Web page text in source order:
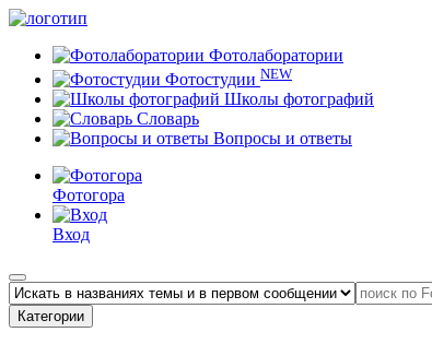
Фотолаборатории
Фотостудии NEW
Школы фотографий
Словарь
Вопросы и ответы
Фотогора
Вход
Категории